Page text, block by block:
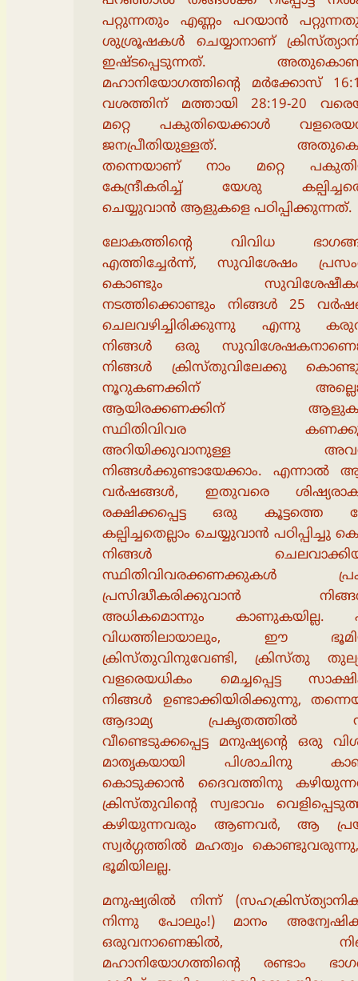
പറ്റുന്നതും എണ്ണം പറയാൻ
ശുശ്രൂഷകൾ ചെയ്യാനാണ്
ഇഷ്ടപ്പെടുന്നത്.
മഹാനിയോഗത്തിൻ്റെ മർക്കോസ്
വശത്തിന് മത്തായി 28:19-20
മറ്റെ പകുതിയെക്കാൾ
ജനപ്രീതിയുള്ളത്.
തന്നെയാണ് നാം മറ്റെ
കേന്ദ്രീകരിച്ച് യേശു
ചെയ്യുവാൻ ആളുകളെ പഠിപ്പിക്കുന്നത്.
ലോകത്തിൻ്റെ വിവിധ
എത്തിച്ചേർന്ന്, സുവിശേഷം
കൊണ്ടും
നടത്തിക്കൊണ്ടും നിങ്ങൾ 25
ചെലവഴിച്ചിരിക്കുന്നു എന്നു
നിങ്ങൾ ഒരു
നിങ്ങൾ ക്രിസ്തുവിലേക്കു
നൂറുകണക്കിന്
ആയിരക്കണക്കിന്
സ്ഥിതിവിവര
അറിയിക്കുവാനുള്ള
നിങ്ങൾക്കുണ്ടായേക്കാം. എന്നാൽ
വർഷങ്ങൾ, ഇതുവരെ
രക്ഷിക്കപ്പെട്ട ഒരു കൂട്ടത്തെ
കല്പിച്ചതെല്ലാം ചെയ്യുവാൻ പഠിപ്പിച്ചു
നിങ്ങൾ
സ്ഥിതിവിവരക്കണക്കുകൾ
പ്രസിദ്ധീകരിക്കുവാൻ
അധികമൊന്നും
വിധത്തിലായാലും, ഈ
ക്രിസ്തുവിനുവേണ്ടി, ക്രിസ്തു
വളരെയധികം മെച്ചപ്പെട്ട
നിങ്ങൾ ഉണ്ടാക്കിയിരിക്കുന്നു,
ആദാമ്യ പ്രകൃതത്തിൽ
വീണ്ടെടുക്കപ്പെട്ട മനുഷ്യൻ്റെ ഒരു
മാതൃകയായി പിശാചിനു
കൊടുക്കാൻ ദൈവത്തിനു
ക്രിസ്തുവിൻ്റെ സ്വഭാവം
കഴിയുന്നവരും ആണവർ, ആ
സ്വർഗ്ഗത്തിൽ മഹത്വം
ഭൂമിയിലല്ല.
മനുഷ്യരിൽ നിന്ന്
നിന്നു പോലും!) മാനം
ഒരുവനാണെങ്കിൽ,
മഹാനിയോഗത്തിൻ്റെ രണ്ടാം